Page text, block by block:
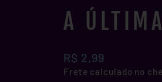
A
Preço
normal
R$ 2,99
Frete calculado no